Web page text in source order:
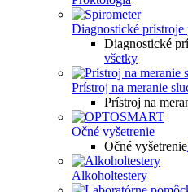
Diagnostické
Diagnostické
všetky
Prístroj na meranie
Prístroj na
Očné vyšetrenie
Očné vyšetrenie
Alkoholtestery